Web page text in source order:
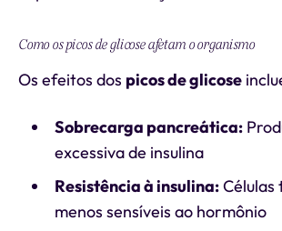
Como os picos de glicose afetam o organismo
Os efeitos dos picos de glicose
Sobrecarga pancreática:
excessiva de insulina
Resistência à insulina:Células
menos sensíveis ao hormônio